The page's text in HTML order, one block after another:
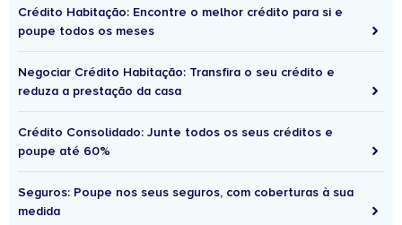
Crédito Habitação: Encontre o melhor crédito para si e
poupe todos os meses
Negociar Crédito Habitação: Transfira o seu crédito e
reduza a prestação da casa
Crédito Consolidado: Junte todos os seus créditos e
poupe até 60%
Seguros: Poupe nos seus seguros, com coberturas à sua
medida